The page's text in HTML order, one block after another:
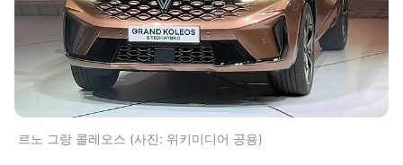
르노 그랑 콜레오스 (사진: 위키미디어 공용)